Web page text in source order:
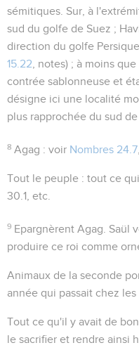
sémitiques. Sur , à
sud du golfe de Suez ;
direction du golfe
15.22 , notes) ; à moins
contrée sablonneuse et
désigne ici une localité
plus rapprochée du sud de
8 Agag : voir Nombres 24.7
Tout le peuple : tout ce
30.1 , etc.
9 Epargnèrent Agag . Saül
produire ce roi comme
Animaux de la seconde
année qui passait chez
Tout ce qu'il y avait de bon
le sacrifier et rendre ainsi